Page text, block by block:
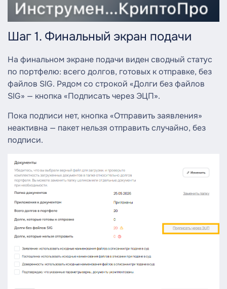
Шаг 1. Финальный экран подачи
На финальном экране подачи виден сводный статус
по портфелю: всего долгов, готовых к отправке, без
файлов SIG. Рядом со строкой «Долги без файлов
SIG» — кнопка «Подписать через ЭЦП».
Пока подписи нет, кнопка «Отправить заявления»
неактивна — пакет нельзя отправить случайно, без
подписи.